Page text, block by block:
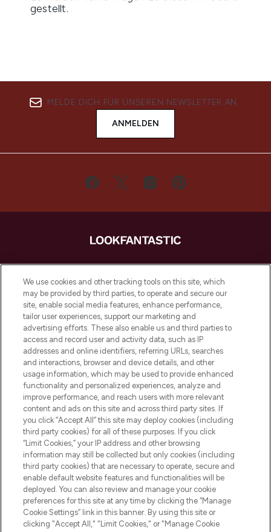
MELDE DICH FÜR UNSEREN NEWSLETTER AN
ANMELDEN
LOOKFANTASTIC ist Europas ultimativer
Beauty-Onlineshop mit den besten
Produkten aus Haut- und Haarpflege
sowie Make-Up von über 200
renommierten Marken. Shoppe online
oder über die App mit kostenloser
Lieferung ab einem Einkaufswert von 30€.
Cookie-Einwilligung
Do Not Sell or Share My Personal
Information
HILFE & INFORMATION
IMPRESSUM
ÜBER LOOKFANTASTIC
We use cookies and other tracking tools on this site, which
may be provided by third parties, to operate and secure our
site, enable social media features, enhance performance,
tailor user experiences, support our marketing and
advertising efforts. These also enable us and third parties to
access and record user and activity data, such as IP
addresses and online identifiers, referring URLs, searches
and interactions, browser and device details, and other
usage information, which may be used to provide enhanced
functionality and personalized experiences, analyze and
improve performance, and reach users with more relevant
content and ads on this site and across third party sites. If
you click “Accept All” this site may deploy cookies (including
third party cookies) for all of these purposes. If you click
“Limit Cookies,” your IP address and other browsing
information may still be collected but only cookies (including
third party cookies) that are necessary to operate, secure and
enable default website features and functionalities will be
deployed. You can also review and manage your cookie
preferences for this site at any time by clicking the “Manage
Cookie Settings” link in this banner. By using this site or
clicking "Accept All," "Limit Cookies," or "Manage Cookie